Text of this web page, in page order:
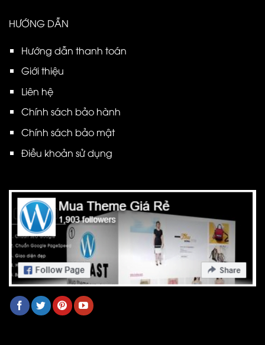
HƯỚNG DẪN
Hướng dẫn thanh toán
Giới thiệu
Liên hệ
Chính sách bảo hành
Chính sách bảo mật
Điều khoản sử dụng